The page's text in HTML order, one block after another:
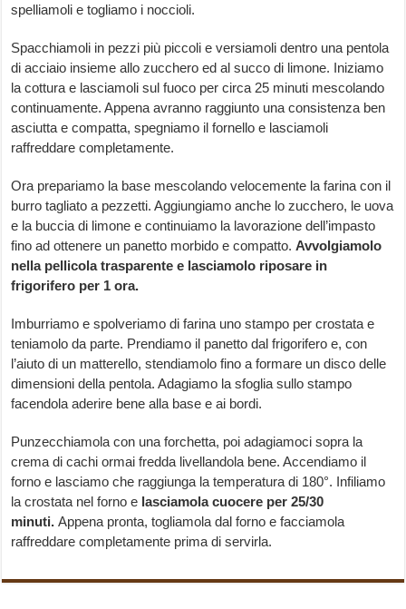
spelliamoli e togliamo i noccioli.
Spacchiamoli in pezzi più piccoli e versiamoli dentro una pentola
di acciaio insieme allo zucchero ed al succo di limone. Iniziamo
la cottura e lasciamoli sul fuoco per circa 25 minuti mescolando
continuamente. Appena avranno raggiunto una consistenza ben
asciutta e compatta, spegniamo il fornello e lasciamoli
raffreddare completamente.
Ora prepariamo la base mescolando velocemente la farina con il
burro tagliato a pezzetti. Aggiungiamo anche lo zucchero, le uova
e la buccia di limone e continuiamo la lavorazione dell’impasto
fino ad ottenere un panetto morbido e compatto. Avvolgiamolo
nella pellicola trasparente e lasciamolo riposare in
frigorifero per 1 ora.
Imburriamo e spolveriamo di farina uno stampo per crostata e
teniamolo da parte. Prendiamo il panetto dal frigorifero e, con
l’aiuto di un matterello, stendiamolo fino a formare un disco delle
dimensioni della pentola. Adagiamo la sfoglia sullo stampo
facendola aderire bene alla base e ai bordi.
Punzecchiamola con una forchetta, poi adagiamoci sopra la
crema di cachi ormai fredda livellandola bene. Accendiamo il
forno e lasciamo che raggiunga la temperatura di 180°. Infiliamo
la crostata nel forno e lasciamola cuocere per 25/30
minuti. Appena pronta, togliamola dal forno e facciamola
raffreddare completamente prima di servirla.